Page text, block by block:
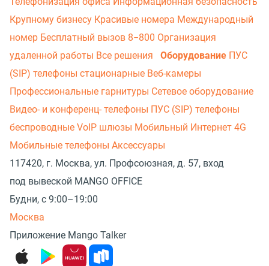
Крупному бизнесу Красивые номера Международный
номер Бесплатный вызов 8−800 Организация
удаленной работы Все решения Оборудование ПУС
(SIP) телефоны стационарные Веб-камеры
Профессиональные гарнитуры Сетевое оборудование
Видео- и конференц- телефоны ПУС (SIP) телефоны
беспроводные VoIP шлюзы Мобильный Интернет 4G
Мобильные телефоны Аксессуары
117420, г. Москва, ул. Профсоюзная, д. 57, вход
под вывеской MANGO OFFICE
Будни, с 9:00–19:00
Москва
Приложение Mango Talker